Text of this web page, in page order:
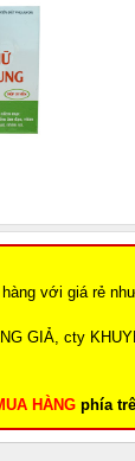
với giá rẻ
GIẢ, cty
HÀNG phía